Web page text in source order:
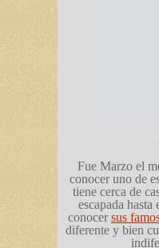
Fue Marzo el
conocer uno de
tiene cerca de
escapada
conocer sus
diferente y bien